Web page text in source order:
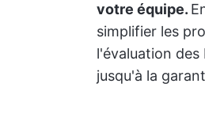
votre équipe.
simplifier les
l'évaluation
jusqu'à la